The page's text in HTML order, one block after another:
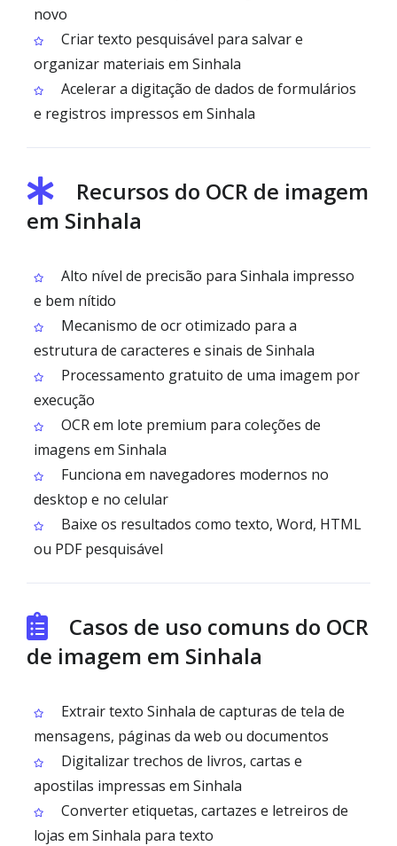
novo
Criar texto pesquisável para salvar e
organizar materiais em Sinhala
Acelerar a digitação de dados de formulários
e registros impressos em Sinhala
Recursos do OCR de imagem
em Sinhala
Alto nível de precisão para Sinhala impresso
e bem nítido
Mecanismo de ocr otimizado para a
estrutura de caracteres e sinais de Sinhala
Processamento gratuito de uma imagem por
execução
OCR em lote premium para coleções de
imagens em Sinhala
Funciona em navegadores modernos no
desktop e no celular
Baixe os resultados como texto, Word, HTML
ou PDF pesquisável
Casos de uso comuns do OCR
de imagem em Sinhala
Extrair texto Sinhala de capturas de tela de
mensagens, páginas da web ou documentos
Digitalizar trechos de livros, cartas e
apostilas impressas em Sinhala
Converter etiquetas, cartazes e letreiros de
lojas em Sinhala para texto